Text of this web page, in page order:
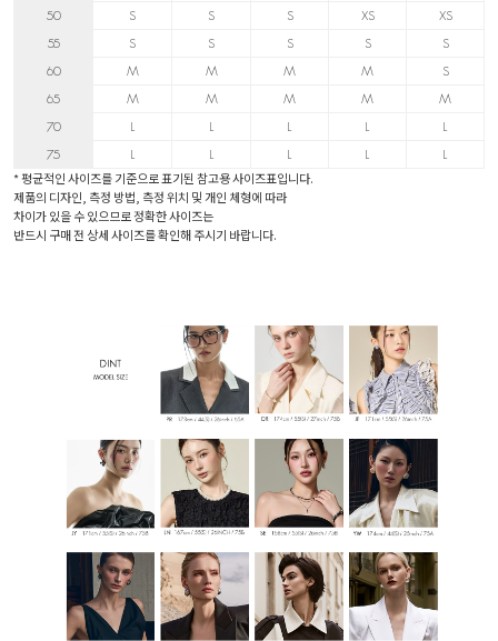
50
S S S XS
XS
55
S S S S
S
60
M M M M
S
65
M M M M
M
70
L L L L
L
75
L L L L L
* 평균적인 사이즈를 기준으로 표기된 참고용 사이즈표입니다.
제품의 디자인, 측정 방법, 측정 위치 및 개인 체형에 따라
차이가 있을 수 있으므로 정확한 사이즈는
반드시 구매 전 상세 사이즈를 확인해 주시기 바랍니다.